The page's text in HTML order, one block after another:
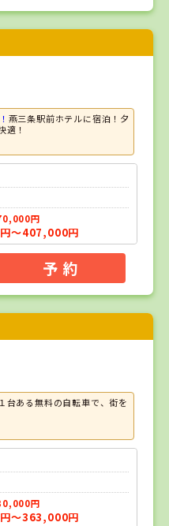
燕三条駅前ホテルに宿泊！夕
適！
円
～407,000円
予 約
台ある無料の自転車で、街を
円
～363,000円